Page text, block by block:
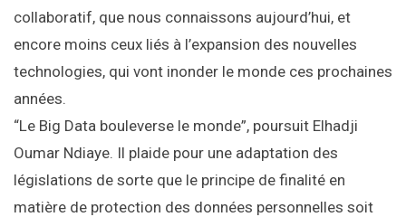
collaboratif, que nous connaissons aujourd’hui, et
encore moins ceux liés à l’expansion des nouvelles
technologies, qui vont inonder le monde ces prochaines
années.
“Le Big Data bouleverse le monde”, poursuit Elhadji
Oumar Ndiaye. Il plaide pour une adaptation des
législations de sorte que le principe de finalité en
matière de protection des données personnelles soit